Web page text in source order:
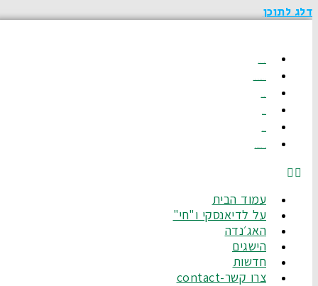
דלג לתוכן
עמוד הבית
על לדיאנסקי ו"חי"
האג׳נדה
הישגים
חדשות
צרו קשר-contact